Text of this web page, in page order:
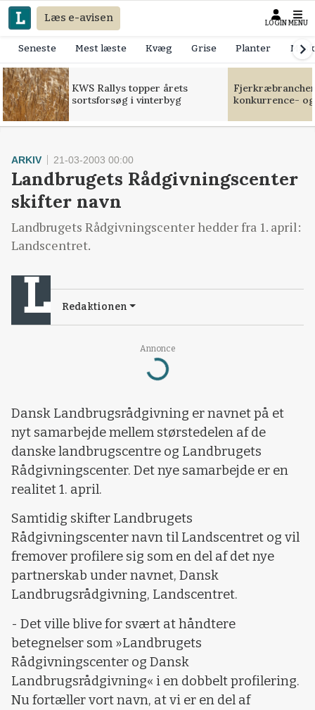
Læs e-avisen LOGIN MENU
Seneste Mest læste Kvæg Grise Planter
KWS Rallys topper årets
sortsforsøg i vinterbyg
konkurrence-
Annonce
Loading...
ARKIV 21-03-2003 00:00
Landbrugets Rådgivningscenter
skifter navn
Landbrugets Rådgivningscenter hedder fra 1. april:
Landscentret.
Redaktionen
Dansk Landbrugsrådgivning er navnet på et
nyt samarbejde mellem størstedelen af de
danske landbrugscentre og Landbrugets
Rådgivningscenter. Det nye samarbejde er en
realitet 1. april.
Samtidig skifter Landbrugets
Rådgivningscenter navn til Landscentret og vil
fremover profilere sig som en del af det nye
partnerskab under navnet, Dansk
Landbrugsrådgivning, Landscentret.
- Det ville blive for svært at håndtere
betegnelser som »Landbrugets
Rådgivningscenter og Dansk
Landbrugsrådgivning« i en dobbelt profilering.
Nu fortæller vort navn, at vi er en del af